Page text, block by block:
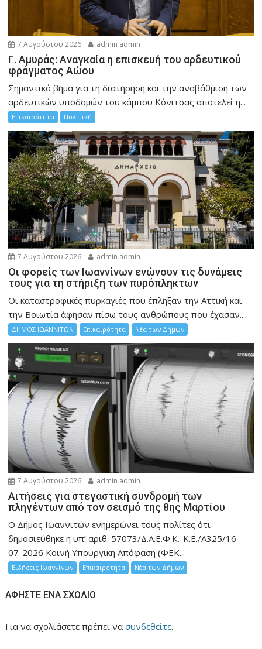
7 Αυγούστου 2026 admin admin
Γ. Αμυράς: Αναγκαία η επισκευή του αρδευτικού
φράγματος Αώου
Σημαντικό βήμα για τη διατήρηση και την αναβάθμιση των
αρδευτικών υποδομών του κάμπου Κόνιτσας αποτελεί η...
Επικαιρότητα Πολιτική
7 Αυγούστου 2026 admin admin
Οι φορείς των Ιωαννίνων ενώνουν τις δυνάμεις
τους για τη στήριξη των πυρόπληκτων
Οι καταστροφικές πυρκαγιές που έπληξαν την Αττική και
την Bοιωτία άφησαν πίσω τους ανθρώπους που έχασαν...
ΔΗΜΟΣ ΙΩΑΝΝΙΤΩΝ Επικαιρότητα Νέα των Δήμων
7 Αυγούστου 2026 admin admin
Αιτήσεις για στεγαστική συνδρομή των
πληγέντων από τον σεισμό της 8ης Μαρτίου
Ο Δήμος Ιωαννιτών ενημερώνει τους πολίτες ότι
δημοσιεύθηκε η υπ’ αριθ. 57073/Δ.Α.Ε.Φ.Κ.-Κ.Ε./Α325/16-
07-2026 Κοινή Υπουργική Απόφαση (ΦΕΚ...
Ειδήσεις Ιωαννίνων Επικαιρότητα Νέα των Δήμων
ΑΦΉΣΤΕ ΈΝΑ ΣΧΌΛΙΟ
Για να σχολιάσετε πρέπει νασυνδεθείτε.